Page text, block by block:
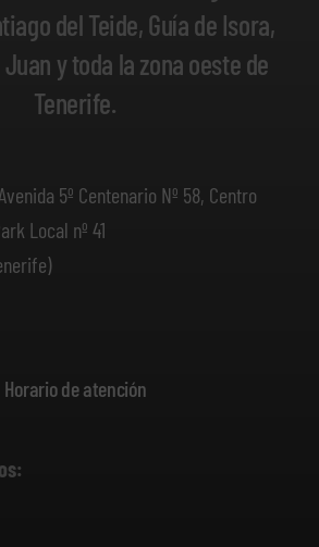
del Teide, Guía de Isora,
Juan y toda la zona oeste de
Tenerife.
5º Centenario Nº 58, Centro
Local nº 41
Horario de atención